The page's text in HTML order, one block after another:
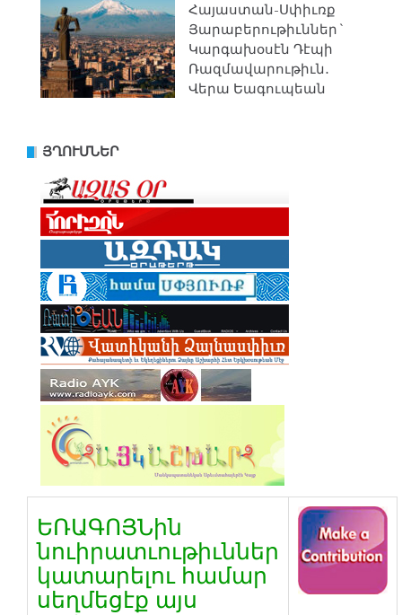
Հայաստան-Սփիւռք
Յարաբերութիւններ`
Կարգախօսէն Դէպի
Ռազմավարութիւն․
Վերա Եագուպեան
ՅՂՈՒՄՆԵՐ
ԵՌԱԳՈՅՆին
նուիրատւութիւններ
կատարելու համար
սեղմեցէք այս